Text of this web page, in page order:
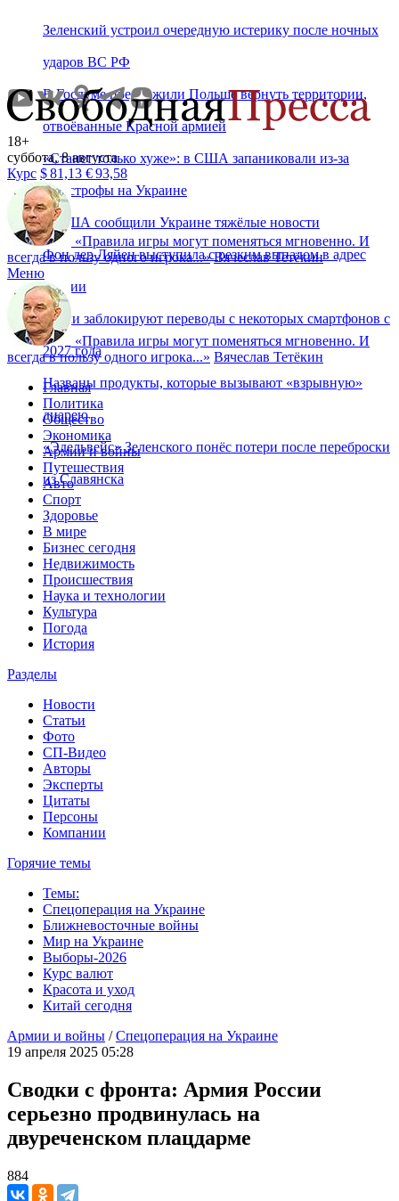
Зеленский устроил очередную истерику после ночных
ударов ВС РФ
В Госдуме предложили Польше вернуть территории,
отвоёванные Красной армией
«Станет только хуже»: в США запаниковали из-за
катастрофы на Украине
В США сообщили Украине тяжёлые новости
Фон дер Ляйен выступила с резким выпадом в адрес
России
Банки заблокируют переводы с некоторых смартфонов с
2027 года
Названы продукты, которые вызывают «взрывную»
диарею
«Эдельвейс» Зеленского понёс потери после переброски
из Славянска
18+
суббота, 8 августа
Курс $81,13 €93,58
«Правила игры могут поменяться мгновенно. И
всегда в пользу одного игрока...» Вячеслав Тетёкин
Меню
«Правила игры могут поменяться мгновенно. И
всегда в пользу одного игрока...» Вячеслав Тетёкин
Главная
Политика
Общество
Экономика
Армии и войны
Путешествия
Авто
Спорт
Здоровье
В мире
Бизнес сегодня
Недвижимость
Происшествия
Наука и технологии
Культура
Погода
История
Разделы
Новости
Статьи
Фото
СП-Видео
Авторы
Эксперты
Цитаты
Персоны
Компании
Горячие темы
Темы:
Спецоперация на Украине
Ближневосточные войны
Мир на Украине
Выборы-2026
Курс валют
Красота и уход
Китай сегодня
Армии и войны /Спецоперация на Украине
19 апреля 2025 05:28
Сводки с фронта: Армия России
серьезно продвинулась на
двуреченском плацдарме
884